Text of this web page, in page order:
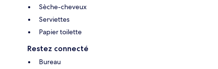
Sèche-cheveux
Serviettes
Papier toilette
Restez connecté
Bureau